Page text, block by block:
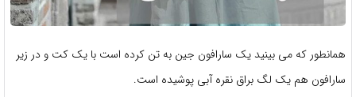
همانطور که می بینید یک سارافون جین به تن کرده است با یک کت و در زیر
سارافون هم یک لگ براق نقره آبی پوشیده است.